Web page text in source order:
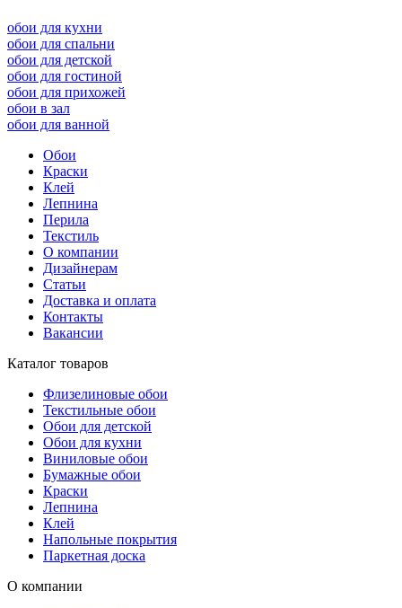
обои для кухни
обои для спальни
обои для детской
обои для гостиной
обои для прихожей
обои в зал
обои для ванной
Обои
Краски
Клей
Лепнина
Перила
Текстиль
О компании
Дизайнерам
Статьи
Доставка и оплата
Контакты
Вакансии
Каталог товаров
Флизелиновые обои
Текстильные обои
Обои для детской
Обои для кухни
Виниловые обои
Бумажные обои
Краски
Лепнина
Клей
Напольные покрытия
Паркетная доска
О компании